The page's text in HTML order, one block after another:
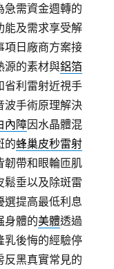
急需資金週轉的
能及需求享受解
項日廠商方案接
源的素材與鋁箔
省利雷射近視手
波手術原理解決
內障因水晶體混
的蜂巢皮秒雷射
韌帶和眼輪匝肌
鬆垂以及除斑雷
選提高最低利息
身體的美體透過
乳後悔的經驗停
反黑真實常見的